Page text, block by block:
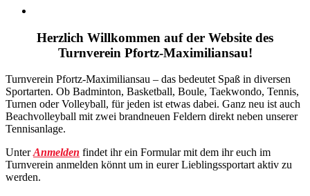
Herzlich Willkommen auf der Website des
Turnverein Pfortz-Maximiliansau!
Turnverein Pfortz-Maximiliansau – das bedeutet Spaß in diversen
Sportarten. Ob Badminton, Basketball, Boule, Taekwondo, Tennis,
Turnen oder Volleyball, für jeden ist etwas dabei. Ganz neu ist auch
Beachvolleyball mit zwei brandneuen Feldern direkt neben unserer
Tennisanlage.
UnterAnmelden findet ihr ein Formular mit dem ihr euch im
Turnverein anmelden könnt um in eurer Lieblingssportart aktiv zu
werden.